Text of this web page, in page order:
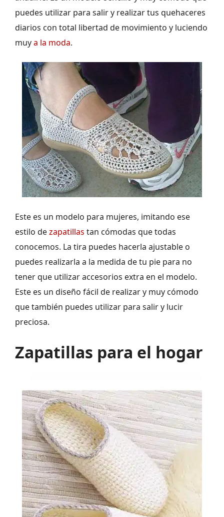
puedes utilizar para salir y realizar tus quehaceres
diarios con total libertad de movimiento y luciendo
muya la moda.
Este es un modelo para mujeres, imitando ese
estilo dezapatillas tan cómodas que todas
conocemos. La tira puedes hacerla ajustable o
puedes realizarla a la medida de tu pie para no
tener que utilizar accesorios extra en el modelo.
Este es un diseño fácil de realizar y muy cómodo
que también puedes utilizar para salir y lucir
preciosa.
Zapatillas para el hogar